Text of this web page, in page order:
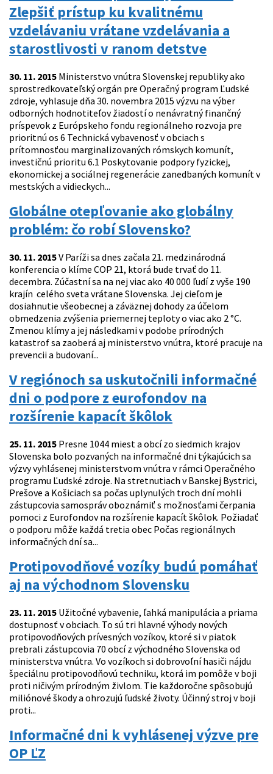
Zlepšiť prístup ku kvalitnému
vzdelávaniu vrátane vzdelávania a
starostlivosti v ranom detstve
30. 11. 2015 Ministerstvo vnútra Slovenskej republiky ako
sprostredkovateľský orgán pre Operačný program Ľudské
zdroje, vyhlasuje dňa 30. novembra 2015 výzvu na výber
odborných hodnotiteľov žiadostí o nenávratný finančný
príspevok z Európskeho fondu regionálneho rozvoja pre
prioritnú os 6 Technická vybavenosť v obciach s
prítomnosťou marginalizovaných rómskych komunít,
investičnú prioritu 6.1 Poskytovanie podpory fyzickej,
ekonomickej a sociálnej regenerácie zanedbaných komunít v
mestských a vidieckych...
Globálne otepľovanie ako globálny
problém: čo robí Slovensko?
30. 11. 2015V Paríži sa dnes začala 21. medzinárodná
konferencia o klíme COP 21, ktorá bude trvať do 11.
decembra. Zúčastní sa na nej viac ako 40 000 ľudí z vyše 190
krajín celého sveta vrátane Slovenska. Jej cieľom je
dosiahnutie všeobecnej a záväznej dohody za účelom
obmedzenia zvýšenia priemernej teploty o viac ako 2 °C.
Zmenou klímy a jej následkami v podobe prírodných
katastrof sa zaoberá aj ministerstvo vnútra, ktoré pracuje na
prevencii a budovaní...
V regiónoch sa uskutočnili informačné
dni o podpore z eurofondov na
rozšírenie kapacít škôlok
25. 11. 2015 Presne 1044 miest a obcí zo siedmich krajov
Slovenska bolo pozvaných na informačné dni týkajúcich sa
výzvy vyhlásenej ministerstvom vnútra v rámci Operačného
programu Ľudské zdroje. Na stretnutiach v Banskej Bystrici,
Prešove a Košiciach sa počas uplynulých troch dní mohli
zástupcovia samospráv oboznámiť s možnosťami čerpania
pomoci z Eurofondov na rozšírenie kapacít škôlok. Požiadať
o podporu môže každá tretia obec Počas regionálnych
informačných dní sa...
Protipovodňové vozíky budú pomáhať
aj na východnom Slovensku
23. 11. 2015 Užitočné vybavenie, ľahká manipulácia a priama
dostupnosť v obciach. To sú tri hlavné výhody nových
protipovodňových prívesných vozíkov, ktoré si v piatok
prebrali zástupcovia 70 obcí z východného Slovenska od
ministerstva vnútra. Vo vozíkoch si dobrovoľní hasiči nájdu
špeciálnu protipovodňovú techniku, ktorá im pomôže v boji
proti ničivým prírodným živlom. Tie každoročne spôsobujú
miliónové škody a ohrozujú ľudské životy. Účinný stroj v boji
proti...
Informačné dni k vyhlásenej výzve pre
OP ĽZ